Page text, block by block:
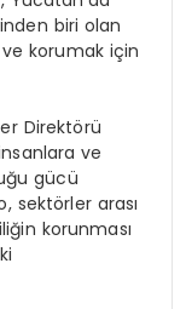
biri olan
ve korumak için
Direktörü
ve
gücü
sektörler arası
korunması